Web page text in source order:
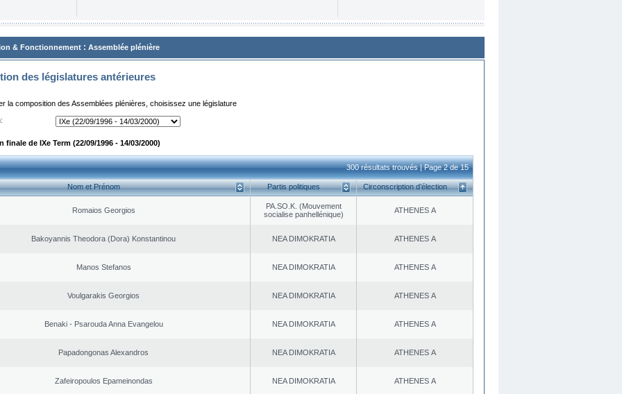
& Fonctionnement : Assemblée plénière
des législatures antérieures
la composition des Assemblées plénières, choisissez une législature
finale de IXe Term (22/09/1996 - 14/03/2000)
300 résultats trouvés | Page 2 de 15
Nom et Prénom Partis politiques Circonscription d’élection
Romaios Georgios
PA.SO.K. (Mouvement
socialise panhellénique)
ATHENES Α
Bakoyannis Theodora (Dora) Konstantinou NEA DΙMOKRATIA ATHENES Α
Manos Stefanos NEA DΙMOKRATIA ATHENES Α
Voulgarakis Georgios NEA DΙMOKRATIA ATHENES Α
Benaki - Psarouda Anna Evangelou NEA DΙMOKRATIA ATHENES Α
Papadongonas Alexandros NEA DΙMOKRATIA ATHENES Α
Zafeiropoulos Epameinondas NEA DΙMOKRATIA ATHENES Α